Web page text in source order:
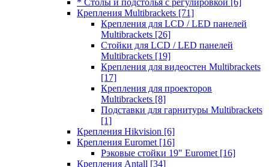
* Столы и подстолья с регулировкой [6]
Крепления Multibrackets [71]
Крепления для LCD / LED панелей
Multibrackets [26]
Стойки для LCD / LED панелей
Multibrackets [19]
Крепления для видеостен Multibrackets
[17]
Крепления для проекторов
Multibrackets [8]
Подставки для гарнитуры Multibrackets
[1]
Крепления Hikvision [6]
Крепления Euromet [16]
Рэковые стойки 19" Euromet [16]
Крепления Antall [34]